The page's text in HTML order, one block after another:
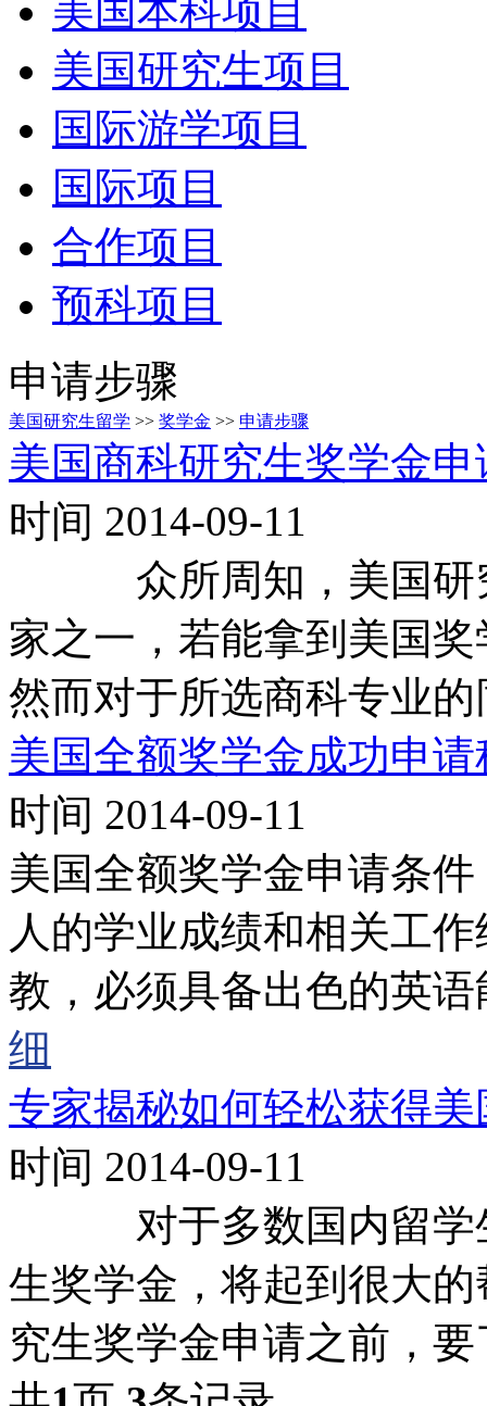
美国本科项目
美国研究生项目
国际游学项目
国际项目
合作项目
预科项目
申请步骤
美国研究生留学 >> 奖学金 >> 申请步骤
美国商科研究生奖学金申
时间 2014-09-11
众所周知，美国研究
家之一，若能拿到美国
然而对于所选商科专业
美国全额奖学金成功申请
时间 2014-09-11
美国全额奖学金申请条
人的学业成绩和相关工
教，必须具备出色的英
细
专家揭秘如何轻松获得
时间 2014-09-11
对于多数国内留学生
生奖学金，将起到很大
究生奖学金申请之前，